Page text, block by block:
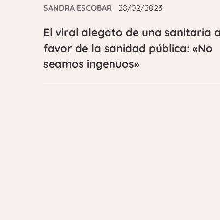
SANDRA ESCOBAR 28/02/2023
El viral alegato de una sanitaria
favor de la sanidad pública: «No
seamos ingenuos»